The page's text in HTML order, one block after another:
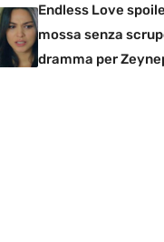
Endless Love
mossa senza
dramma per